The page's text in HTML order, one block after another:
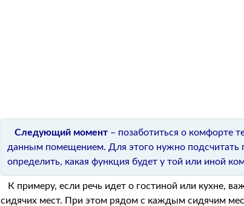
Следующий момент – позаботиться о комфорте
данным помещением. Для этого нужно подсчитать
определить, какая функция будет у той или иной
К примеру, если речь идет о гостиной или кухне,
сидячих мест. При этом рядом с каждым сидячим